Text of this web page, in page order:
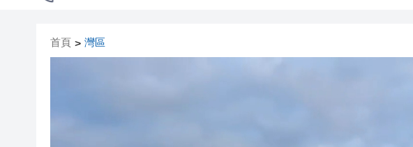
首頁 > 灣區